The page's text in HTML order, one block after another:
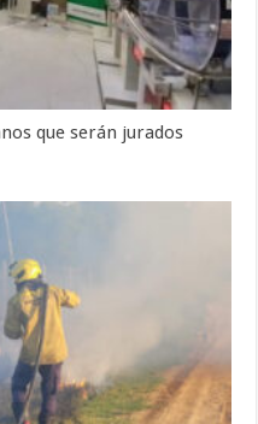
que serán jurados